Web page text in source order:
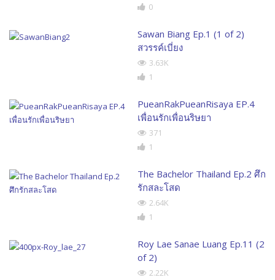
0
Sawan Biang Ep.1 (1 of 2)
สวรรค์เบี่ยง
3.63K
1
PueanRakPueanRisaya EP.4
เพื่อนรักเพื่อนริษยา
371
1
The Bachelor Thailand Ep.2 ศึก
รักสละโสด
2.64K
1
Roy Lae Sanae Luang Ep.11 (2
of 2)
2.22K